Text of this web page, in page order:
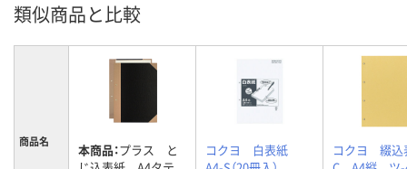
類似商品と比較
商品名 本商品：プラス と
コクヨ 白表紙
コクヨ 綴込